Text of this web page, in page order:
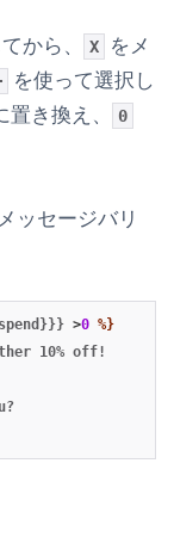
から、 X
をメ
を使って選択し
き換え、
0
ッセージバリ
>0 %}